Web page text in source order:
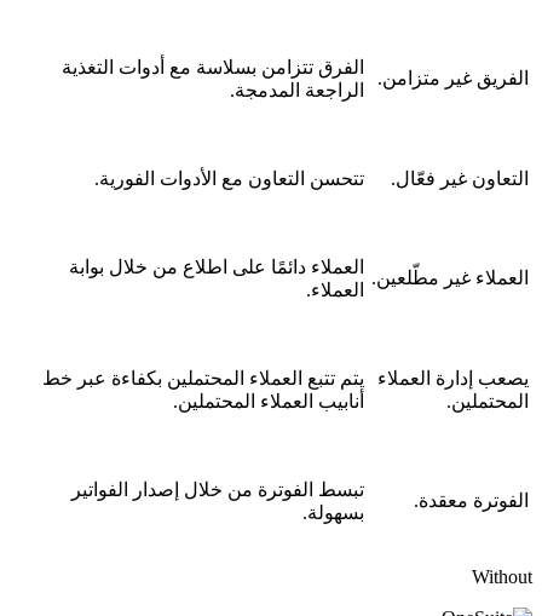
الفريق غير متزامن.
الفرق تتزامن بسلاسة مع أدوات التغذية
الراجعة المدمجة.
التعاون غير فعّال. تتحسن التعاون مع الأدوات الفورية.
العملاء غير مطّلعين.
العملاء دائمًا على اطلاع من خلال بوابة
العملاء.
يصعب إدارة العملاء
المحتملين.
يتم تتبع العملاء المحتملين بكفاءة عبر خط
أنابيب العملاء المحتملين.
الفوترة معقدة.
تبسط الفوترة من خلال إصدار الفواتير
بسهولة.
Without